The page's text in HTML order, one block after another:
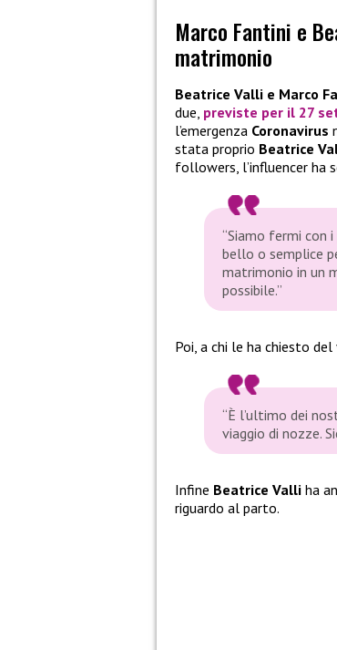
Marco Fantini e
matrimonio
Beatrice Valli e Marco
due, previste per il 27
l’emergenza Coronavirus
stata proprio Beatrice
followers, l’influencer ha
“Siamo fermi con
bello o semplice
matrimonio in un
possibile.”
Poi, a chi le ha chiesto
“È l’ultimo dei
viaggio di nozze.
Infine Beatrice Valli ha
riguardo al parto.